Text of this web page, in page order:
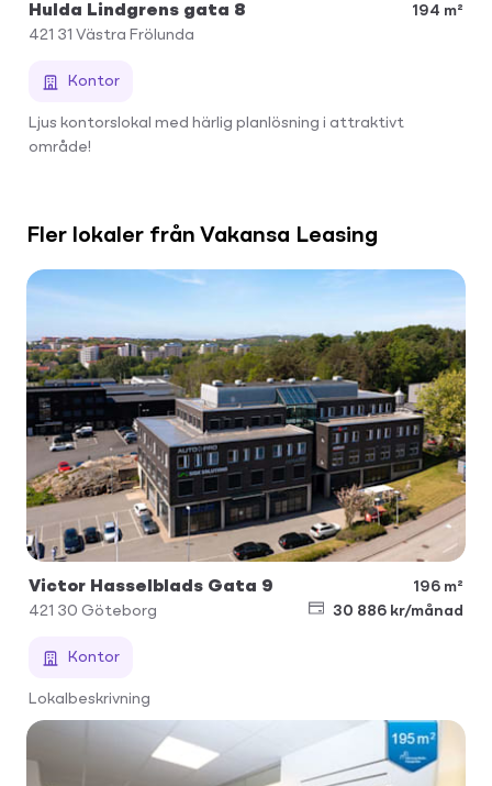
Hulda Lindgrens gata 8
194 m²
421 31 Västra Frölunda
Kontor
Ljus kontorslokal med härlig planlösning i attraktivt
område!
Fler lokaler från Vakansa Leasing
Victor Hasselblads Gata 9
196 m²
421 30 Göteborg 30 886 kr/månad
Kontor
Lokalbeskrivning